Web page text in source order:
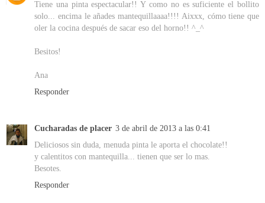
Tiene una pinta espectacular!! Y como no es suficiente el bollito
solo... encima le añades mantequillaaaa!!!! Aixxx, cómo tiene que
oler la cocina después de sacar eso del horno!! ^_^
Besitos!
Ana
Responder
Cucharadas de placer 3 de abril de 2013 a las 0:41
Deliciosos sin duda, menuda pinta le aporta el chocolate!!
y calentitos con mantequilla... tienen que ser lo mas.
Besotes.
Responder